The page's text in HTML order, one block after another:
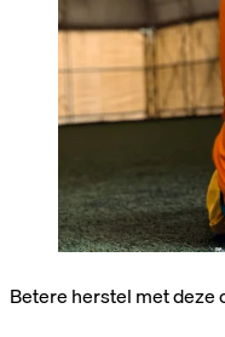
Betere herstel met